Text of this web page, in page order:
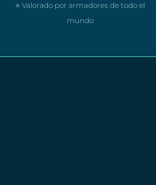
⭐ Valorado por armadores de todo el
mundo